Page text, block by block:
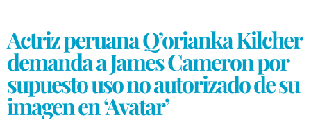
Actriz peruana Q’orianka Kilcher
demanda a James Cameron por
supuesto uso no autorizado de su
imagen en ‘Avatar’